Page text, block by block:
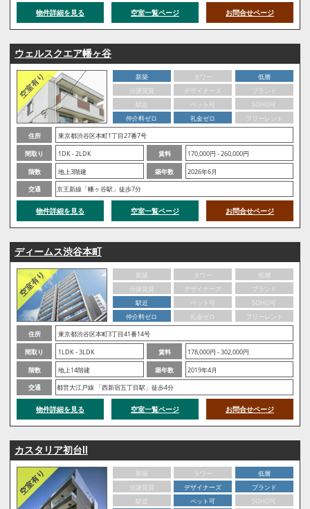
物件詳細を見る 空室一覧ページ お問合せページ
ウェルスクエア幡ヶ谷
新築 タワー
低層
分譲賃貸
デザイナーズ
ブランド
駅近
ペット可
SOHO可
仲介料ゼロ
礼金ゼロ
フリーレント
住所
東京都渋谷区本町1丁目27番7号
間取り
1DK - 2LDK 賃料
170,000円 - 260,000円
階数
地上3階建 築年数
2026年6月
交通
京王新線「幡ヶ谷駅」徒歩7分
物件詳細を見る 空室一覧ページ お問合せページ
ディームス渋谷本町
新築 タワー
低層
分譲賃貸
デザイナーズ
ブランド
駅近
ペット可
SOHO可
仲介料ゼロ
礼金ゼロ
フリーレント
住所
東京都渋谷区本町3丁目41番14号
間取り
1LDK - 3LDK 賃料
178,000円 - 302,000円
階数
地上14階建 築年数
2019年4月
交通
都営大江戸線 「西新宿五丁目駅」徒歩4分
物件詳細を見る 空室一覧ページ お問合せページ
カスタリア初台Ⅱ
新築 タワー
低層
分譲賃貸
デザイナーズ
ブランド
駅近
ペット可
SOHO可